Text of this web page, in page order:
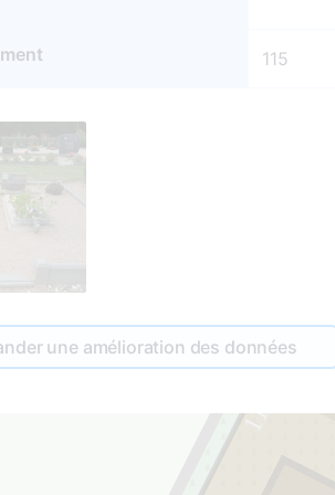
115
une amélioration des données
115